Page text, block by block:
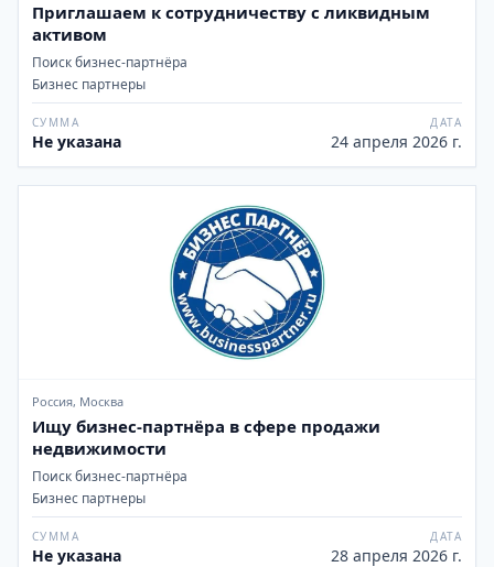
Приглашаем к сотрудничеству с ликвидным
активом
Поиск бизнес-партнёра
Бизнес партнеры
СУММА
Не указана
ДАТА
24 апреля 2026 г.
Россия, Москва
Ищу бизнес-партнёра в сфере продажи
недвижимости
Поиск бизнес-партнёра
Бизнес партнеры
СУММА
Не указана
ДАТА
28 апреля 2026 г.